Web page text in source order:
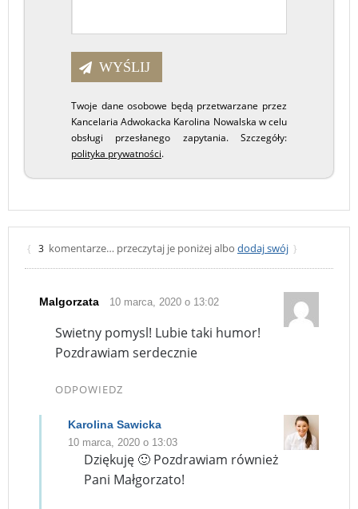
Twoje dane osobowe będą przetwarzane przez
Kancelaria Adwokacka Karolina Nowalska w celu
obsługi przesłanego zapytania. Szczegóły:
polityka prywatności.
{ 3 komentarze… przeczytaj je poniżej albo dodaj swój }
Malgorzata 10 marca, 2020 o 13:02
Swietny pomysl! Lubie taki humor!
Pozdrawiam serdecznie
ODPOWIEDZ
Karolina Sawicka
10 marca, 2020 o 13:03
Dziękuję 🙂 Pozdrawiam również
Pani Małgorzato!